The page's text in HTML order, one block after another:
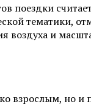
поездки
тематики,
воздуха и
взрослым, но и